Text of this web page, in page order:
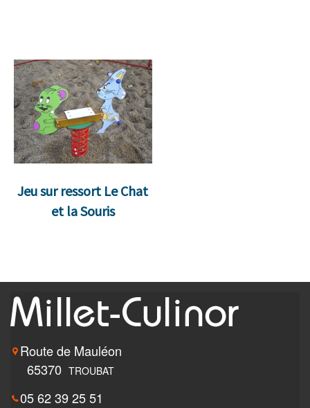
Jeu sur ressort Le Chat
et la Souris
Route de Mauléon
65370 TROUBAT
05 62 39 25 51